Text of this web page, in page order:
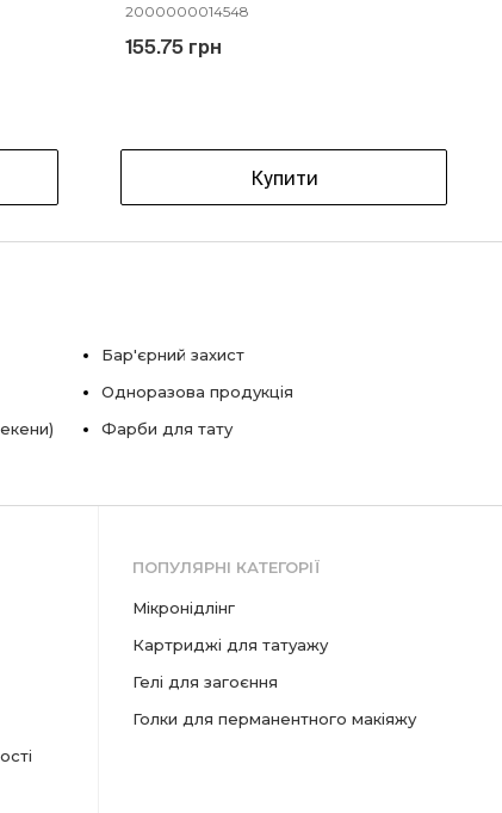
2000000014548
155.75 грн
Купити
Бар'єрний захист
Одноразова продукція
Фарби для тату
ПОПУЛЯРНІ КАТЕГОРІЇ
мікронідлінг
картриджі для татуажу
гелі для загоєння
голки для перманентного макіяжу